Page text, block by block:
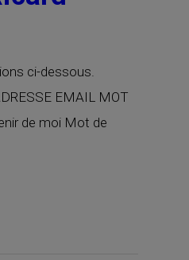
ci-dessous.
EMAIL MOT
de moi Mot de